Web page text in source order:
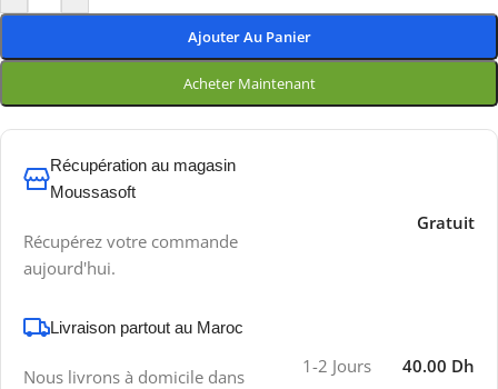
Ajouter Au Panier
Acheter Maintenant
Récupération au magasin
Moussasoft
Récupérez votre commande
aujourd'hui.
Gratuit
Livraison partout au Maroc
Nous livrons à domicile dans
1-2 Jours 40.00 Dh